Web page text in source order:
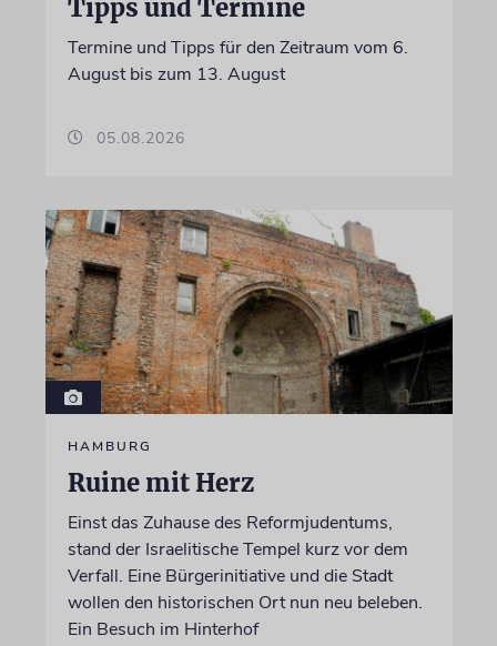
Tipps und Termine
Termine und Tipps für den Zeitraum vom 6.
August bis zum 13. August
05.08.2026
HAMBURG
Ruine mit Herz
Einst das Zuhause des Reformjudentums,
stand der Israelitische Tempel kurz vor dem
Verfall. Eine Bürgerinitiative und die Stadt
wollen den historischen Ort nun neu beleben.
Ein Besuch im Hinterhof